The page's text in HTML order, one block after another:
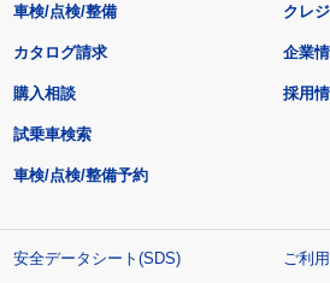
車検/点検/整備 クレ
カタログ請求
購入相談
試乗車検索
車検/点検/整備予約
企業
採用
安全データシート(SDS)
ご利